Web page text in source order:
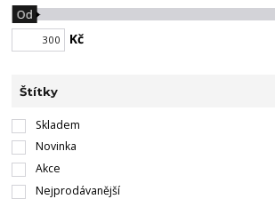
Kč
Od
Štítky
Skladem
Novinka
Akce
Nejprodávanější